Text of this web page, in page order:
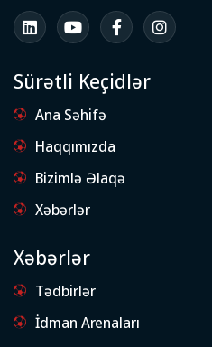
Sürətli Keçidlər
Ana Səhifə
Haqqımızda
Bizimlə Əlaqə
Xəbərlər
Xəbərlər
Tədbirlər
İdman Arenaları